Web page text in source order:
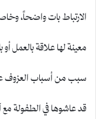
الارتباط بات واضحاً،
معينة لها علاقة
سبب من أسباب العزوف عن
قد عاشوها في